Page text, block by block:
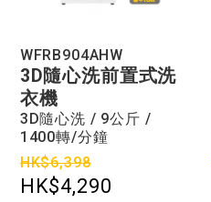
WFRB904AHW
3D隨心洗前置式洗
衣機
3D隨心洗 / 9公斤 /
1400轉/分鐘
HK$6,398
HK$4,290